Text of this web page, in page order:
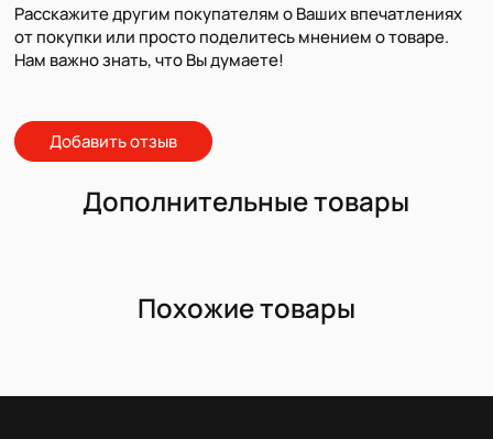
Расскажите другим покупателям о Ваших впечатлениях
от покупки или просто поделитесь мнением о товаре.
Нам важно знать, что Вы думаете!
Добавить отзыв
Дополнительные товары
Похожие товары